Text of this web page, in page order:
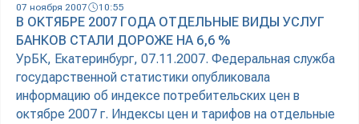
07 ноября 2007 10:55
В ОКТЯБРЕ 2007 ГОДА ОТДЕЛЬНЫЕ ВИДЫ УСЛУГ
БАНКОВ СТАЛИ ДОРОЖЕ НА 6,6 %
УрБК, Екатеринбург, 07.11.2007. Федеральная служба
государственной статистики опубликовала
информацию об индексе потребительских цен в
октябре 2007 г. Индексы цен и тарифов на отдельные